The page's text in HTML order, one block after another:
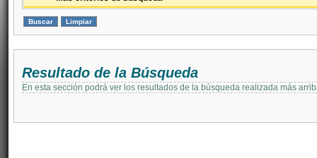
Resultado de la Búsqueda
En esta sección podrá ver los resultados de la búsqueda realizada más